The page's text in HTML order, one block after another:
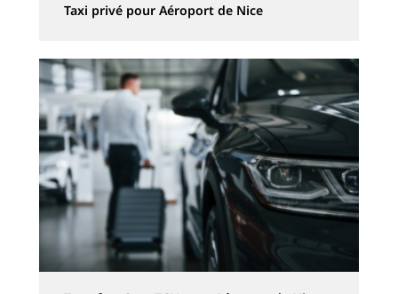
Taxi privé pour Aéroport de Nice